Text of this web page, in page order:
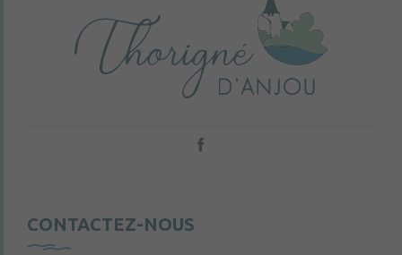
CONTACTEZ-NOUS